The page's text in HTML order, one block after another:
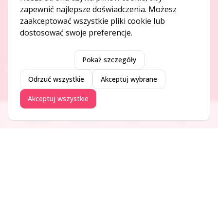
O NAS
O serwisie
Kontakt
DODAJ I PROMUJ
Dodaj ogłoszenie
Dodaj firmę
Promuj ogłoszenie
Ogłoszenia Aktualności Firmy Blog
zapewnić najlepsze doświadczenia. Możesz
zaakceptować wszystkie pliki cookie lub
dostosować swoje preferencje.
Pokaż szczegóły
Odrzuć wszystkie Akceptuj wybrane
Akceptuj wszystkie